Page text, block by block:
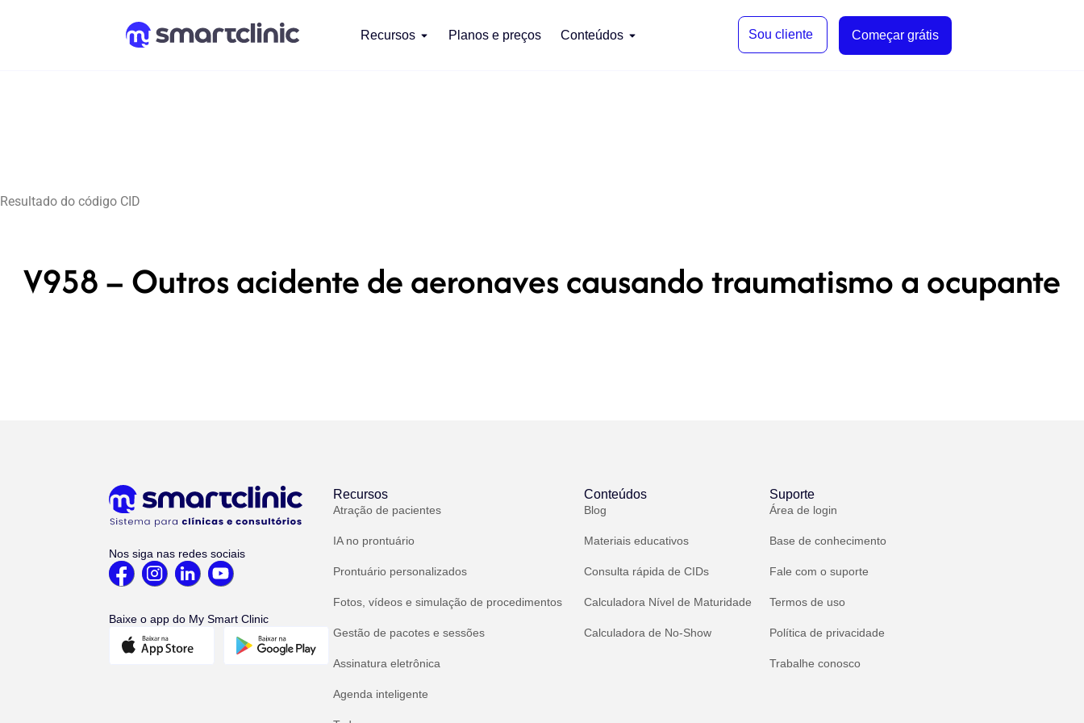
Recursos Planos e preços Conteúdos Sou cliente Começar grátis
Resultado do código CID
V958 – Outros acidente de aeronaves causando traumatismo a ocupante
Nos siga nas redes sociais
Baixe o app do My Smart Clinic
Recursos
Atração de pacientes
IA no prontuário
Prontuário personalizados
Fotos, vídeos e simulação de procedimentos
Gestão de pacotes e sessões
Assinatura eletrônica
Agenda inteligente
Conteúdos
Blog
Materiais educativos
Consulta rápida de CIDs
Calculadora Nível de Maturidade
Calculadora de No-Show
Suporte
Área de login
Base de conhecimento
Fale com o suporte
Termos de uso
Política de privacidade
Trabalhe conosco